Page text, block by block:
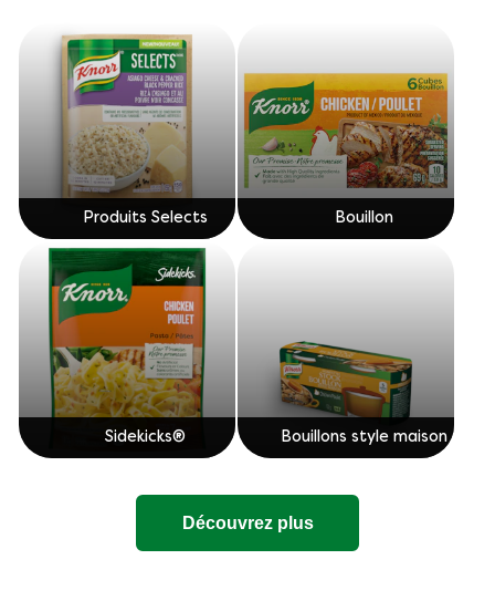
Produits Selects Bouillon
Sidekicks® Bouillons style maison
Découvrez plus